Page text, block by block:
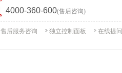
4000-360-600(售后咨询)
售后服务咨询 独立控制面板 在线提问